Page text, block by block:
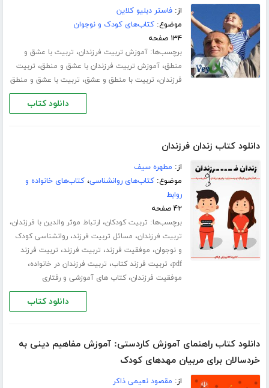
از:فاستر دبلیو کلاین
موضوع:کتاب‌های کودک و نوجوان
۱۳۴ صفحه
برچسب‌ها:آموزش تربیت فرزندان، تربیت با عشق و
منطق،آموزش تربیت فرزندان با عشق و منطق، تربیت
فرزندان، تربیت با منطق و عشق، تربیت با عشق و منطق
دانلود کتاب
دانلود کتاب زندان فرزندان
از: مطهره سیف
موضوع:کتاب‌های روانشناسی،کتاب‌های خانواده و
روابط
۴۲ صفحه
برچسب‌ها: تربیت کودکان، ارتباط موثر والدین با فرزندان،
تربیت فرزندان، مسائل تربیت فرزند،روانشناسی کودک
و نوجوان، موفقیت فرزند، تربیت فرزند، تربیت فرزند
pdf، تربیت فرزند کتاب، تربیت فرزندان در خانواده،
موفقیت فرزندان،کتاب های آموزشی و رفتاری
دانلود کتاب
دانلود کتاب راهنمای آموزش کاردستی: آموزش مفاهیم دینی به
خردسالان برای مربیان مهدهای کودک
از: مقصود نعیمی ذاکر